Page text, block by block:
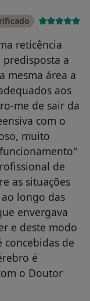
reticência
a
mesma área a
aos
me de sair da
com o
muito
de
as situações
longo das
envergava
e deste modo
de
é
o Doutor